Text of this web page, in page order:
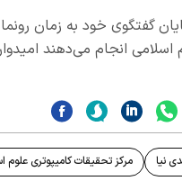
گفتگوی خود به زمان
اسلامی انجام می‌دهند
نیا مرکز تحقیقات کامیپوتری علوم